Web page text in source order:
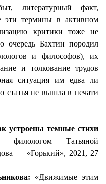
литературный факт,
эти термины в активном
критики тоже не
Бахтин породил
и философов), их
и толкование трудов
ситуация им едва ли
статья не вышла в печати
устроены темные стихи
Татьяной
— «Горький», 2021, 27
«Движимые этим